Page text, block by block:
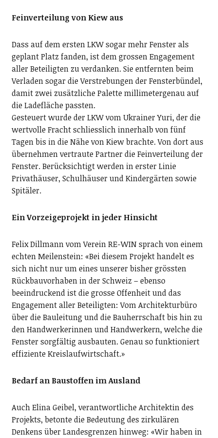
Feinverteilung von Kiew aus
Dass auf dem ersten LKW sogar mehr Fenster als
geplant Platz fanden, ist dem grossen Engagement
aller Beteiligten zu verdanken. Sie entfernten beim
Verladen sogar die Verstrebungen der Fensterbündel,
damit zwei zusätzliche Palette millimetergenau auf
die Ladefläche passten.
Gesteuert wurde der LKW vom Ukrainer Yuri, der die
wertvolle Fracht schliesslich innerhalb von fünf
Tagen bis in die Nähe von Kiew brachte. Von dort aus
übernehmen vertraute Partner die Feinverteilung der
Fenster. Berücksichtigt werden in erster Linie
Privathäuser, Schulhäuser und Kindergärten sowie
Spitäler.
Ein Vorzeigeprojekt in jeder Hinsicht
Felix Dillmann vom Verein RE-WIN sprach von einem
echten Meilenstein: «Bei diesem Projekt handelt es
sich nicht nur um eines unserer bisher grössten
Rückbauvorhaben in der Schweiz – ebenso
beeindruckend ist die grosse Offenheit und das
Engagement aller Beteiligten: Vom Architekturbüro
über die Bauleitung und die Bauherrschaft bis hin zu
den Handwerkerinnen und Handwerkern, welche die
Fenster sorgfältig ausbauten. Genau so funktioniert
effiziente Kreislaufwirtschaft.»
Bedarf an Baustoffen im Ausland
Auch Elina Geibel, verantwortliche Architektin des
Projekts, betonte die Bedeutung des zirkulären
Denkens über Landesgrenzen hinweg: «Wir haben in